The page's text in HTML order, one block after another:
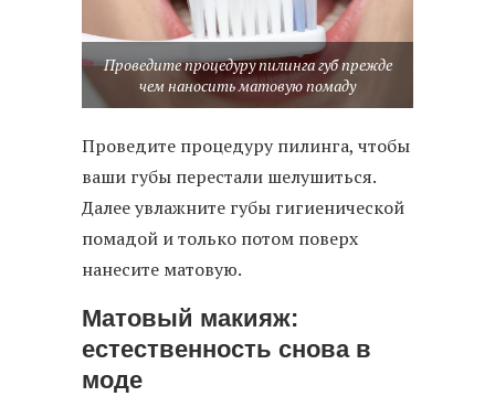
Проведите процедуру пилинга губ прежде
чем наносить матовую помаду
Проведите процедуру пилинга, чтобы
ваши губы перестали шелушиться.
Далее увлажните губы гигиенической
помадой и только потом поверх
нанесите матовую.
Матовый макияж:
естественность снова в
моде